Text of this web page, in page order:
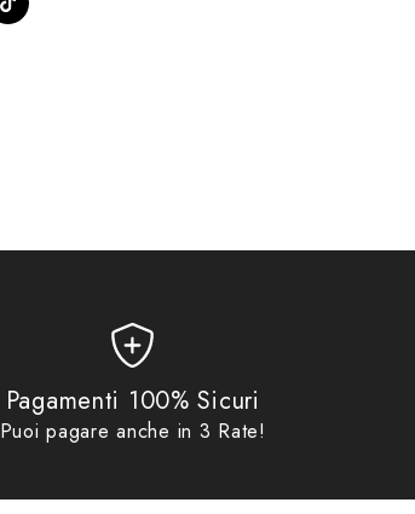
Pagamenti 100% Sicuri
Puoi pagare anche in 3 Rate!